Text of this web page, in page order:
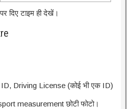
दिए टाइम ही देखें।
Driving License (कोई भी एक ID)
measurement छोटी फोटो।